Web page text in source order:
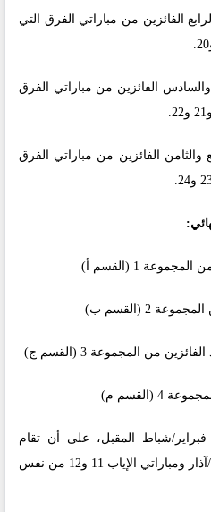
الفائزين من مباراتي الفرق التي
الفائزين من مباراتي الفرق
والثامن الفائزين من مباراتي الفرق
1 (القسم أ)
2 (القسم ب)
من المجموعة 3 (القسم ج)
(القسم م)
وتقام قرعة ذلك الدور يوم 21 فبراير/شباط المقبل، على أن تقام
مباريات الذهاب يومي 4 و5 مارس/آذار ومباراتي الإياب 11 و12 من نفس